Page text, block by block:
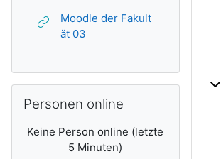
Moodle der Fakult
ät 03
Personen online
Keine Person online (letzte
5 Minuten)